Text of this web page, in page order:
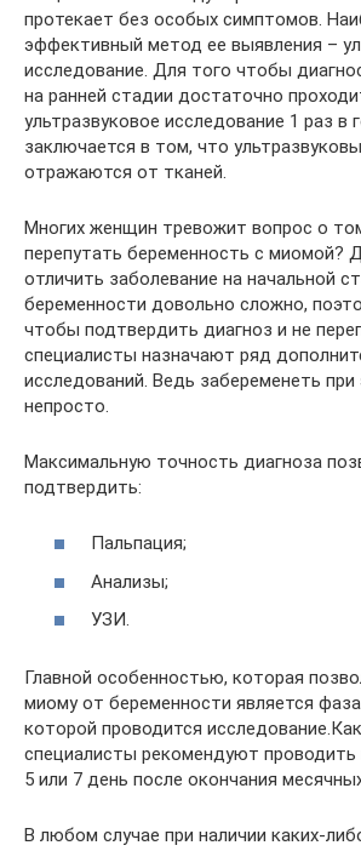
протекает без особых симптомов.
эффективный метод ее выявления –
исследование. Для того чтобы
на ранней стадии достаточно
ультразвуковое исследование 1 раз в
заключается в том, что
отражаются от тканей.
Многих женщин тревожит вопрос о
перепутать беременность с миомой?
отличить заболевание на начальной
беременности довольно сложно,
чтобы подтвердить диагноз и не
специалисты назначают ряд
исследований. Ведь забеременеть при
непросто.
Максимальную точность диагноза
подтвердить:
Пальпация;
Анализы;
УЗИ.
Главной особенностью, которая
миому от беременности является
которой проводится
специалисты рекомендуют проводить
5 или 7 день после окончания
В любом случае при наличии каких-